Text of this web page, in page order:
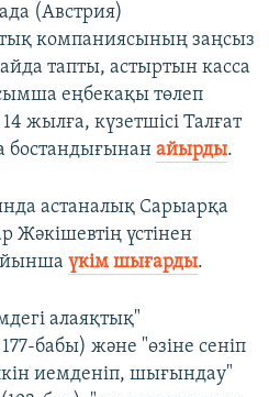
(Австрия)
компаниясының заңсыз
тапты, астыртын касса
еңбекақы төлеп
жылға, күзетшісі Талғат
бостандығынан айырды.
астаналық Сарыарқа
үстінен
үкім шығарды.
алаяқтық"
бабы) және "өзіне сеніп
иемденіп, шығындау"